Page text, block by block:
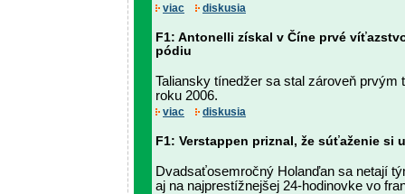
viac diskusia
F1: Antonelli získal v Číne prvé
pódiu
Taliansky tínedžer sa stal zároveň
roku 2006.
viac diskusia
F1: Verstappen priznal, že súťaženie si
Dvadsaťosemročný Holanďan sa netají
aj na najprestížnejšej 24-hodinovke vo